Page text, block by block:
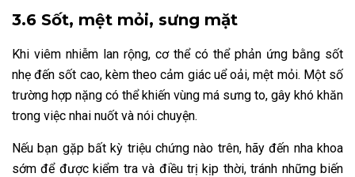
3.6 Sốt, mệt mỏi, sưng mặt
Khi viêm nhiễm lan rộng, cơ thể có thể phản ứng bằng sốt
nhẹ đến sốt cao, kèm theo cảm giác uể oải, mệt mỏi. Một số
trường hợp nặng có thể khiến vùng má sưng to, gây khó khăn
trong việc nhai nuốt và nói chuyện.
Nếu bạn gặp bất kỳ triệu chứng nào trên, hãy đến nha khoa
sớm để được kiểm tra và điều trị kịp thời, tránh những biến